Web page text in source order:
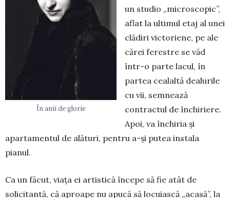
În anii de glorie
un studio „microscopic”,
aflat la ultimul etaj al unei
clădiri victoriene, pe ale
cărei ferestre se văd
într-o parte lacul, în
partea cealaltă dealurile
cu vii, sem­nează
contractul de închiriere.
Apoi, va închiria și
apartamentul de alături, pentru a-și putea instala
pianul.
Ca un făcut, viața ei artistică începe să fie atât de
solicitantă, că aproape nu apucă să locuiască „acasă”, la